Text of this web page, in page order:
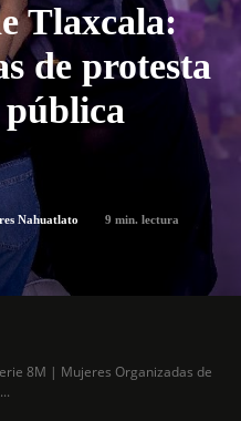
Tlaxcala:
de protesta
Nahuatlato 9 min. lectura
8M | Mujeres Organizadas de